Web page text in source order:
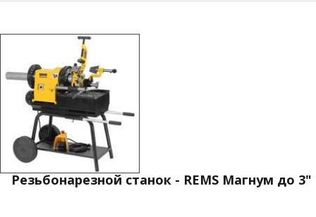
Резьбонарезной станок - REMS Магнум до 3"